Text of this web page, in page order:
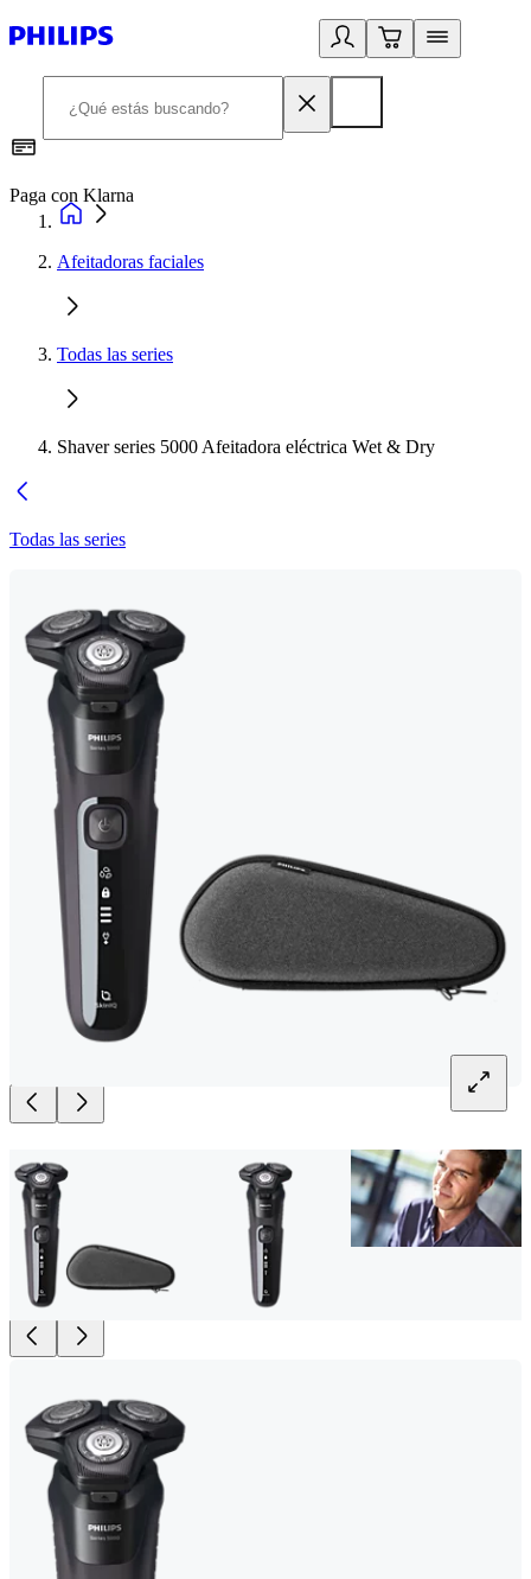
Paga con Klarna
Afeitadoras faciales
Todas las series
Shaver series 5000 Afeitadora eléctrica Wet & Dry
Todas las series